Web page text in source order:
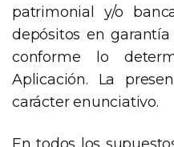
patrimonial y/o
depósitos en
conforme lo
Aplicación. La
carácter enunciativo.